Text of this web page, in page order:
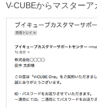
V-CUBEからマスターア